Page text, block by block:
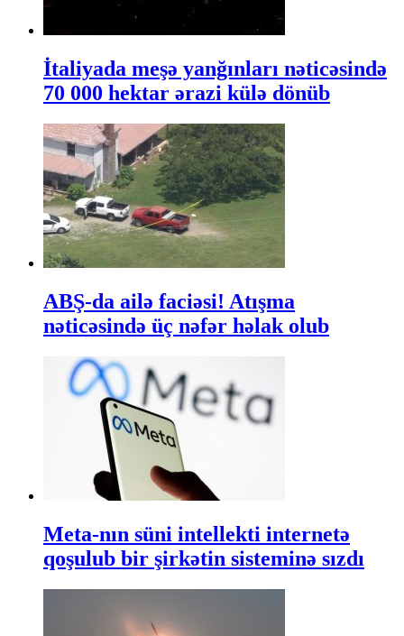
İtaliyada meşə yanğınları nəticəsində
70 000 hektar ərazi külə dönüb
ABŞ-da ailə faciəsi! Atışma
nəticəsində üç nəfər həlak olub
Meta-nın süni intellekti internetə
qoşulub bir şirkətin sisteminə sızdı